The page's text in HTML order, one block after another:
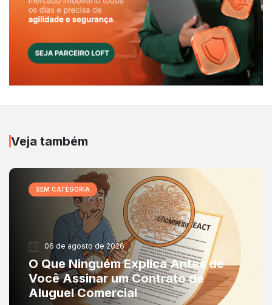
Veja também
SEM CATEGORIA
06 de agosto de 2026
O Que Ninguém Explica Antes de
Você Assinar um Contrato de
Aluguel Comercial